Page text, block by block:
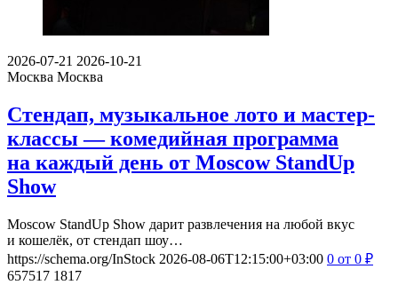
2026-07-21 2026-10-21
Москва Москва
Стендап, музыкальное лото и мастер-
классы — комедийная программа
на каждый день от Moscow StandUp
Show
Moscow StandUp Show дарит развлечения на любой вкус
и кошелёк, от стендап шоу…
https://schema.org/InStock 2026-08-06T12:15:00+03:00 0 от 0 ₽
657517 1817